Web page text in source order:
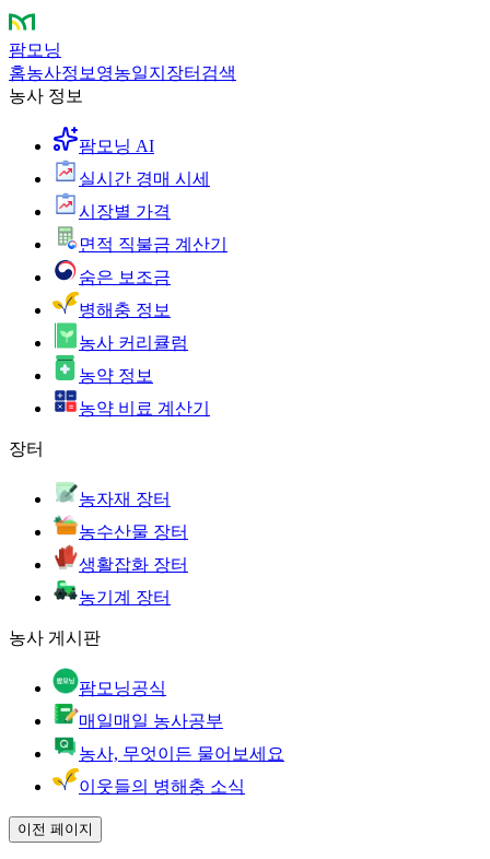
팜모닝
홈농사정보 영농일지 장터 검색
농사 정보
팜모닝 AI
실시간 경매 시세
시장별 가격
면적 직불금 계산기
숨은 보조금
병해충 정보
농사 커리큘럼
농약 정보
농약 비료 계산기
장터
농자재 장터
농수산물 장터
생활잡화 장터
농기계 장터
농사 게시판
팜모닝공식
매일매일 농사공부
농사, 무엇이든 물어보세요
이웃들의 병해충 소식
이전 페이지